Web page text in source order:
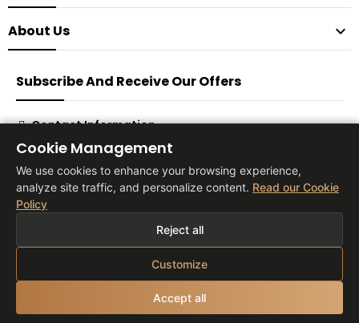
About Us 
Subscribe And Receive Our Offers
Contact Information
® 2026 Vita Tienda Europa Co, S.L
Cookie Management
We use cookies to enhance your browsing experience,
analyze site traffic, and personalize content. Read our Cookie
Policy
Reject all
Customize
Accept all